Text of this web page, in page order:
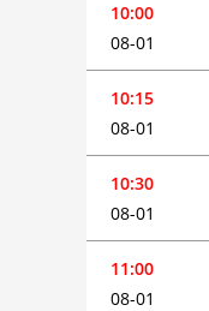
10:00
08-01
10:15
08-01
10:30
08-01
11:00
08-01